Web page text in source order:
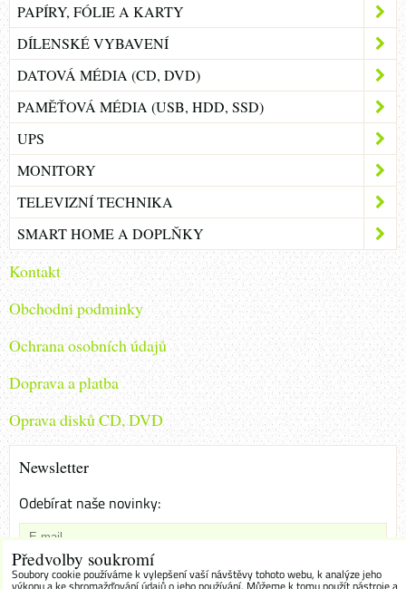
PAPÍRY, FÓLIE A KARTY
DÍLENSKÉ VYBAVENÍ
DATOVÁ MÉDIA (CD, DVD)
PAMĚŤOVÁ MÉDIA (USB, HDD, SSD)
UPS
MONITORY
TELEVIZNÍ TECHNIKA
SMART HOME A DOPLŇKY
Kontakt
Obchodni podminky
Ochrana osobních údajů
Doprava a platba
Oprava disků CD, DVD
Newsletter
Odebírat naše novinky:
Chci se přihlásit k odběru novinek e-mailem
Předvolby soukromí
Soubory cookie používáme k vylepšení vaší návštěvy tohoto webu, k analýze jeho